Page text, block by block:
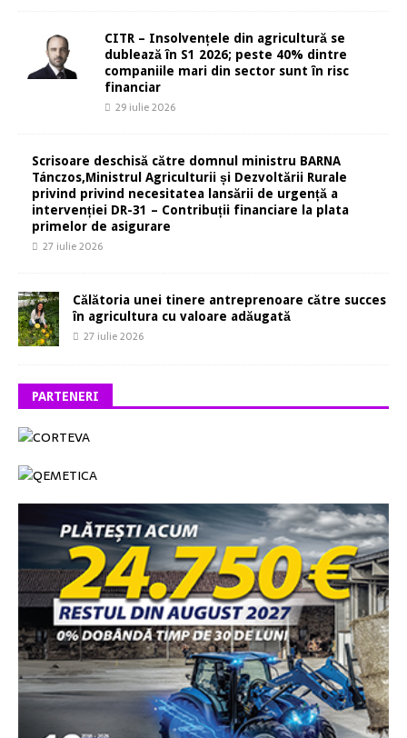
CITR – Insolvențele din agricultură se
dublează în S1 2026; peste 40% dintre
companiile mari din sector sunt în risc
financiar
29 iulie 2026
Scrisoare deschisă către domnul ministru BARNA
Tánczos,Ministrul Agriculturii și Dezvoltării Rurale
privind privind necesitatea lansării de urgență a
intervenției DR-31 – Contribuții financiare la plata
primelor de asigurare
27 iulie 2026
Călătoria unei tinere antreprenoare către succes
în agricultura cu valoare adăugată
27 iulie 2026
PARTENERI